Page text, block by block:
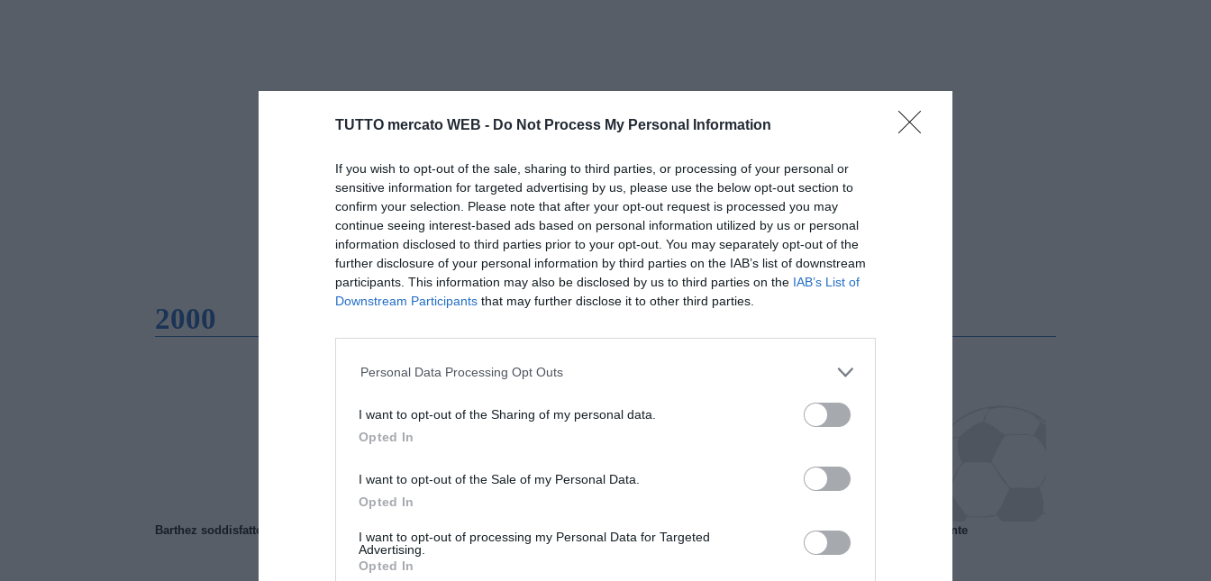
TUTTO mercato WEB - Do Not Process My Personal Information
If you wish to opt-out of the sale, sharing to third parties, or processing of your personal or
sensitive information for targeted advertising by us, please use the below opt-out section to
confirm your selection. Please note that after your opt-out request is processed you may
continue seeing interest-based ads based on personal information utilized by us or personal
information disclosed to third parties prior to your opt-out. You may separately opt-out of the
further disclosure of your personal information by third parties on the IAB’s list of downstream
participants. This information may also be disclosed by us to third parties on the IAB’s List of
Downstream Participants that may further disclose it to other third parties.
Personal Data Processing Opt Outs
I want to opt-out of the Sharing of my personal data.
Opted In
I want to opt-out of the Sale of my Personal Data.
Opted In
I want to opt-out of processing my Personal Data for Targeted
Advertising.
Opted In
2000
Barthez soddisfatto del Manchester United Il Rayo Vallecano spinge per Zamorano Francia, il Marsiglia senza presidente